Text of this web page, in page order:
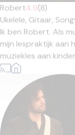
Robert4.9(8)
Ukelele, Gitaar,
Ik ben Robert. Als
mijn lespraktijk aan
muziekles aan